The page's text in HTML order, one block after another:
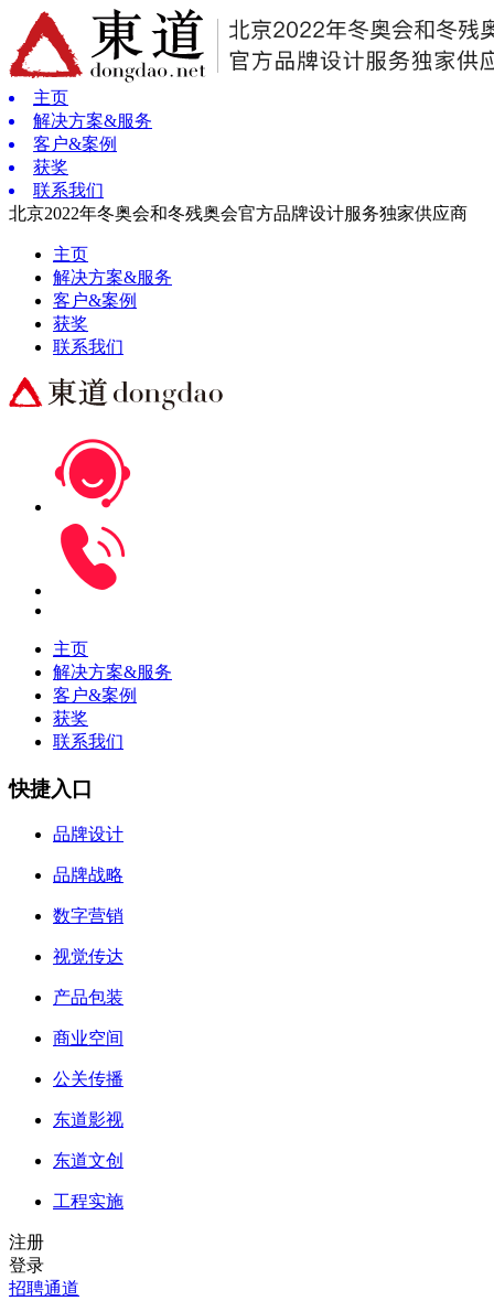
主页
解决方案&服务
客户&案例
获奖
联系我们
北京2022年冬奥会和冬残奥会官方品牌设计服务独家供应商
主页
解决方案&服务
客户&案例
获奖
联系我们
主页
解决方案&服务
客户&案例
获奖
联系我们
快捷入口
品牌设计
品牌战略
数字营销
视觉传达
产品包装
商业空间
公关传播
东道影视
东道文创
工程实施
注册
登录
招聘通道